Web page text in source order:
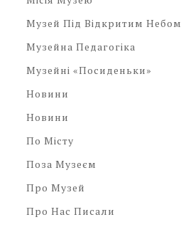
Музей Під Відкритим Небом
Музейна Педагогіка
Музейні «посиденьки»
Новини
Новини
По Місту
Поза Музеєм
Про Музей
Про Нас Писали